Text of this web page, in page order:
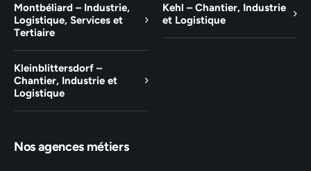
Montbéliard – Industrie,
Logistique, Services et
Tertiaire
Kehl – Chantier, Industrie
et Logistique
Kleinblittersdorf –
Chantier, Industrie et
Logistique
Nos agences métiers